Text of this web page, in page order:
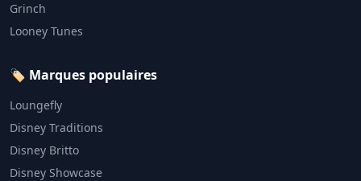
Grinch
Looney Tunes
🏷️ Marques populaires
Loungefly
Disney Traditions
Disney Britto
Disney Showcase